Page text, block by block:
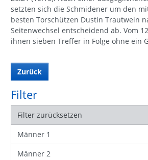
setzten sich die Schmidener um den
besten Torschützen Dustin Trautwein
Seitenwechsel entscheidend ab. Vom
ihnen sieben Treffer in Folge ohne ein
Zurück
Filter
Filter zurücksetzen
Männer 1
Männer 2